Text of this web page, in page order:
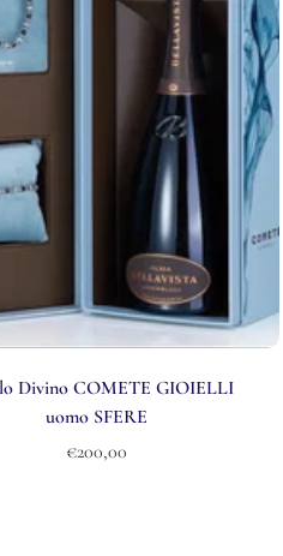
Divino COMETE GIOIELLI
uomo SFERE
€200,00